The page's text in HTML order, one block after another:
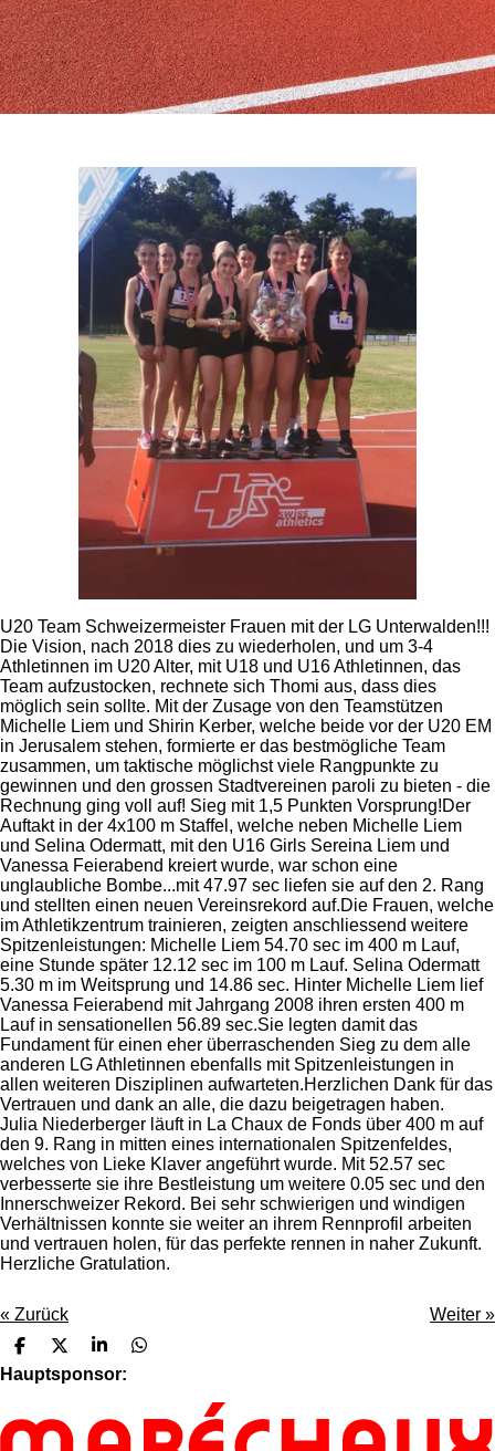
U20 Team Schweizermeister Frauen mit der LG Unterwalden!!!
Die Vision, nach 2018 dies zu wiederholen, und um 3-4
Athletinnen im U20 Alter, mit U18 und U16 Athletinnen, das
Team aufzustocken, rechnete sich Thomi aus, dass dies
möglich sein sollte. Mit der Zusage von den Teamstützen
Michelle Liem und Shirin Kerber, welche beide vor der U20 EM
in Jerusalem stehen, formierte er das bestmögliche Team
zusammen, um taktische möglichst viele Rangpunkte zu
gewinnen und den grossen Stadtvereinen paroli zu bieten - die
Rechnung ging voll auf! Sieg mit 1,5 Punkten Vorsprung!Der
Auftakt in der 4x100 m Staffel, welche neben Michelle Liem
und Selina Odermatt, mit den U16 Girls Sereina Liem und
Vanessa Feierabend kreiert wurde, war schon eine
unglaubliche Bombe...mit 47.97 sec liefen sie auf den 2. Rang
und stellten einen neuen Vereinsrekord auf.Die Frauen, welche
im Athletikzentrum trainieren, zeigten anschliessend weitere
Spitzenleistungen: Michelle Liem 54.70 sec im 400 m Lauf,
eine Stunde später 12.12 sec im 100 m Lauf. Selina Odermatt
5.30 m im Weitsprung und 14.86 sec. Hinter Michelle Liem lief
Vanessa Feierabend mit Jahrgang 2008 ihren ersten 400 m
Lauf in sensationellen 56.89 sec.Sie legten damit das
Fundament für einen eher überraschenden Sieg zu dem alle
anderen LG Athletinnen ebenfalls mit Spitzenleistungen in
allen weiteren Disziplinen aufwarteten.Herzlichen Dank für das
Vertrauen und dank an alle, die dazu beigetragen haben.
Julia Niederberger läuft in La Chaux de Fonds über 400 m auf
den 9. Rang in mitten eines internationalen Spitzenfeldes,
welches von Lieke Klaver angeführt wurde. Mit 52.57 sec
verbesserte sie ihre Bestleistung um weitere 0.05 sec und den
Innerschweizer Rekord. Bei sehr schwierigen und windigen
Verhältnissen konnte sie weiter an ihrem Rennprofil arbeiten
und vertrauen holen, für das perfekte rennen in naher Zukunft.
Herzliche Gratulation.
« Zurück Weiter »
T
e
e
T
e
e
n
T
e
e
n
T
e
Hauptsponsor: